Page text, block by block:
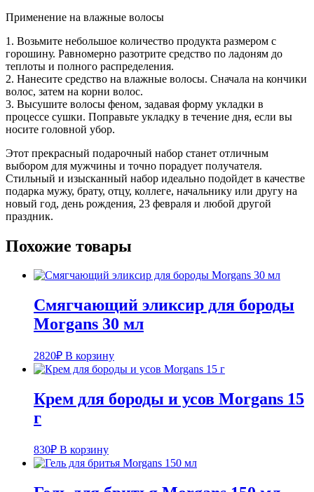
Применение на влажные волосы
1. Возьмите небольшое количество продукта размером с
горошину. Равномерно разотрите средство по ладоням до
теплоты и полного распределения.
2. Нанесите средство на влажные волосы. Сначала на кончики
волос, затем на корни волос.
3. Высушите волосы феном, задавая форму укладки в
процессе сушки. Поправьте укладку в течение дня, если вы
носите головной убор.
Этот прекрасный подарочный набор станет отличным
выбором для мужчины и точно порадует получателя.
Стильный и изысканный набор идеально подойдет в качестве
подарка мужу, брату, отцу, коллеге, начальнику или другу на
новый год, день рождения, 23 февраля и любой другой
праздник.
Похожие товары
Смягчающий эликсир для бороды
Morgans 30 мл
2820₽ В корзину
Крем для бороды и усов Morgans 15
г
830₽ В корзину